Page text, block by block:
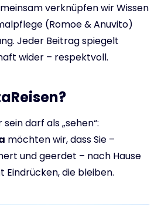
verknüpfen wir Wissen
(Romoe & Anuvito)
Jeder Beitrag spiegelt
wider – respektvoll.
darf als „sehen“:
möchten wir, dass Sie –
und geerdet – nach Hause
Eindrücken, die bleiben.